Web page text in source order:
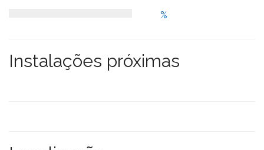
%
Instalações próximas